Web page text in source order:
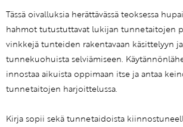
Tässä oivalluksia herättävässä teoksessa
hahmot tutustuttavat lukijan tunnetaitojen
vinkkejä tuntei­den rakentavaan käsittelyyn
tunnekuohuista selviämiseen.
innostaa aikuista oppimaan itse ja antaa
tunnetaitojen harjoittelussa.
Kirja sopii sekä tunnetaidoista